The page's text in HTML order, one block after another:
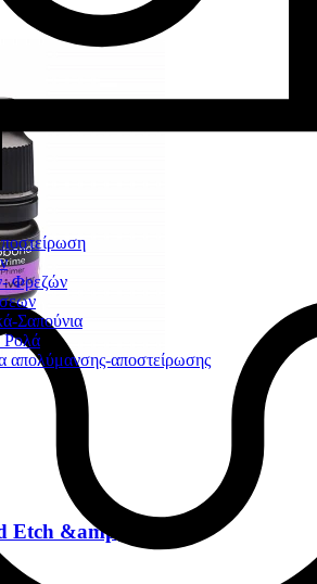
Φρεζών
Σαπούνια
Ρολά
απολύμανσης-αποστείρωσης
&amp; Prime